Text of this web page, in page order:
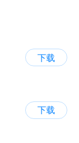
下载
下载